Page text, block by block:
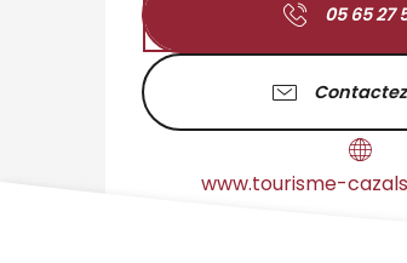
05 65 27
www.tourisme-